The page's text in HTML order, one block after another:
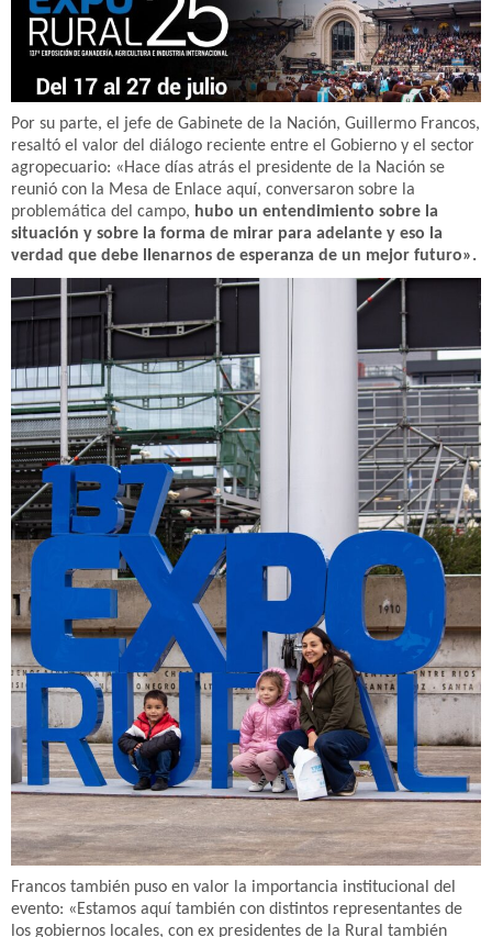
Por su parte, el jefe de Gabinete de la Nación, Guillermo Francos,
resaltó el valor del diálogo reciente entre el Gobierno y el sector
agropecuario: «Hace días atrás el presidente de la Nación se
reunió con la Mesa de Enlace aquí, conversaron sobre la
problemática del campo, hubo un entendimiento sobre la
situación y sobre la forma de mirar para adelante y eso la
verdad que debe llenarnos de esperanza de un mejor futuro».
Francos también puso en valor la importancia institucional del
evento: «Estamos aquí también con distintos representantes de
los gobiernos locales, con ex presidentes de la Rural también